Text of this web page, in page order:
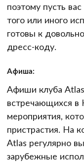
поэтому пусть
того или иного
готовы к
дресс-коду.
Афиша:
Афиши клуба
встречающихся в
мероприятия,
пристрастия. На
Atlas регулярно
зарубежные